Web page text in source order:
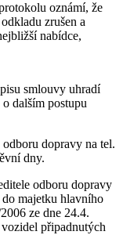
oznámí, že
zrušen a
nabídce,
smlouvy uhradí
dalším postupu
dopravy na tel.
dny.
odboru dopravy
majetku hlavního
ze dne 24.4.
připadnutých